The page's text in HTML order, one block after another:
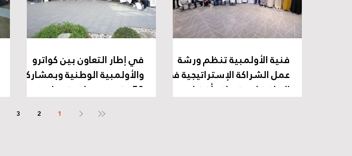
فنية الأولمبية تنظم ورشة
عمل الشراكة الإستراتيجية في
الرياضة لاستعراض أفضل
في إطار التعاون بين كواترو
والأولمبية الوطنية وبمشاركة
58 متدرب..محاضرة حول
1
2
3